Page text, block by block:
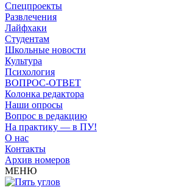
Спецпроекты
Развлечения
Лайфхаки
Студентам
Школьные новости
Культура
Психология
ВОПРОС-ОТВЕТ
Колонка редактора
Наши опросы
Вопрос в редакцию
На практику — в ПУ!
О нас
Контакты
Архив номеров
МЕНЮ